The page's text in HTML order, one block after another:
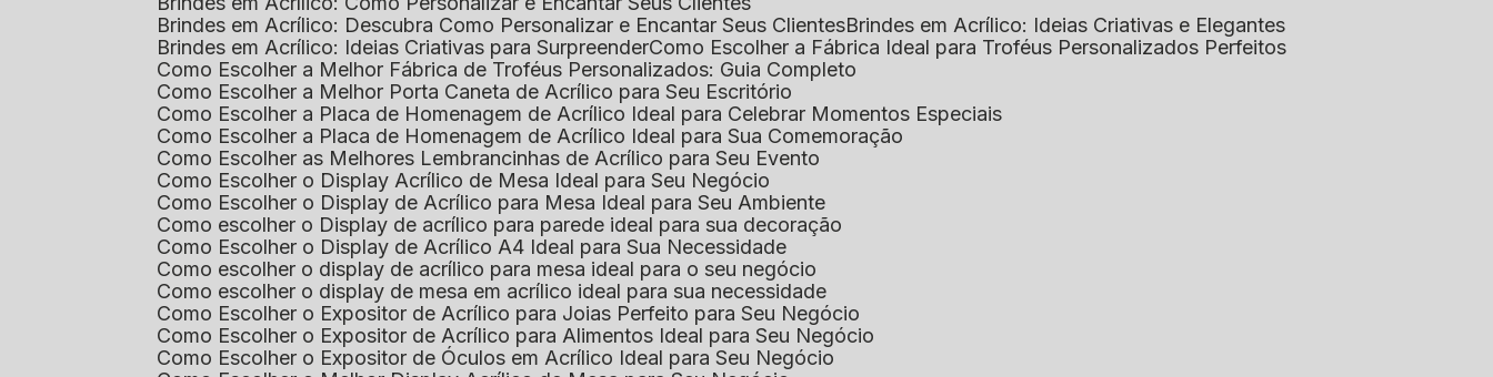
Brindes em Acrílico: Descubra Como Personalizar e Encantar Seus Clientes
Brindes em Acrílico: Ideias Criativas e Elegantes
Brindes em Acrílico: Ideias Criativas para Surpreender
Como Escolher a Fábrica Ideal para Troféus Personalizados Perfeitos
Como Escolher a Melhor Fábrica de Troféus Personalizados: Guia Completo
Como Escolher a Melhor Porta Caneta de Acrílico para Seu Escritório
Como Escolher a Placa de Homenagem de Acrílico Ideal para Celebrar Momentos Especiais
Como Escolher a Placa de Homenagem de Acrílico Ideal para Sua Comemoração
Como Escolher as Melhores Lembrancinhas de Acrílico para Seu Evento
Como Escolher o Display Acrílico de Mesa Ideal para Seu Negócio
Como Escolher o Display de Acrílico para Mesa Ideal para Seu Ambiente
Como escolher o Display de acrílico para parede ideal para sua decoração
Como Escolher o Display de Acrílico A4 Ideal para Sua Necessidade
Como escolher o display de acrílico para mesa ideal para o seu negócio
Como escolher o display de mesa em acrílico ideal para sua necessidade
Como Escolher o Expositor de Acrílico para Joias Perfeito para Seu Negócio
Como Escolher o Expositor de Acrílico para Alimentos Ideal para Seu Negócio
Como Escolher o Expositor de Óculos em Acrílico Ideal para Seu Negócio